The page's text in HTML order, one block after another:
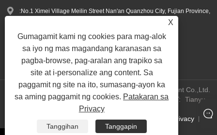
:No.1 Ximei Village Meilin Street Nan'an Quanzhou City, Fujian Province,
Tel: +86-13600768411
: Nina.h@yueli-tech.com
Copyright @ 2023 Quanzhou Yueli Automation Equipment Co.,Ltd.
All Rights Reserved.WEBSITE TECHNICAL SUPPORT:
Tianyu
Jack Lin:+86-15559188336
| XML | Patakaran sa Privacy
X
Gumagamit kami ng cookies para mag-alok
sa iyo ng mas magandang karanasan sa
pagba-browse, pag-aralan ang trapiko sa
site at i-personalize ang content. Sa
paggamit ng site na ito, sumasang-ayon ka
sa aming paggamit ng cookies. Patakaran sa
Privacy
Tanggihan Tanggapin